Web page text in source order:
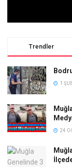
Trendler
1
24